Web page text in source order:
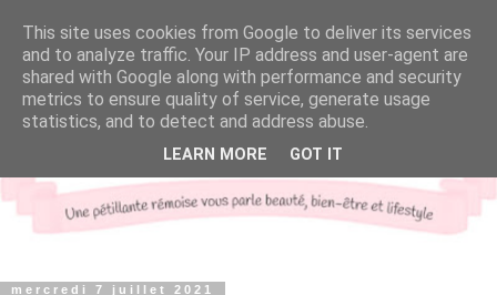
mercredi 7 juillet 2021
This site uses cookies from Google to deliver its services
and to analyze traffic. Your IP address and user-agent are
shared with Google along with performance and security
metrics to ensure quality of service, generate usage
statistics, and to detect and address abuse.
LEARN MORE GOT IT